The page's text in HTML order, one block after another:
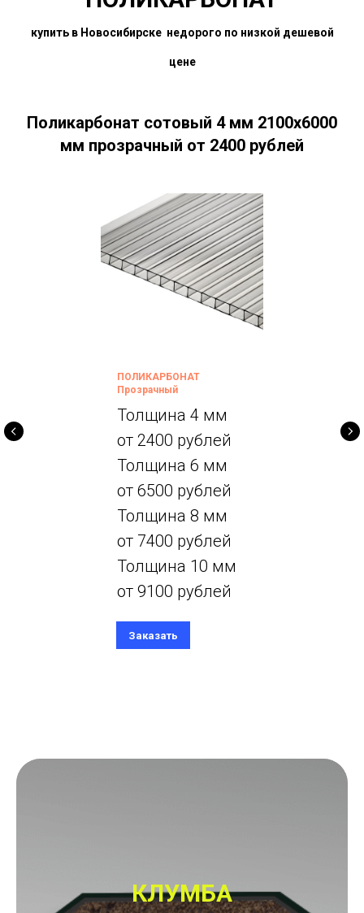
купить в Новосибирске недорого по низкой дешевой
цене
Поликарбонат сотовый 4 мм 2100х6000
мм прозрачный от 2400 рублей
ПОЛИКАРБОНАТ
Прозрачный
Толщина 4 мм
от 2400 рублей
Толщина 6 мм
от 6500 рублей
Толщина 8 мм
от 7400 рублей
Толщина 10 мм
от 9100 рублей
Заказать
КЛУМБА